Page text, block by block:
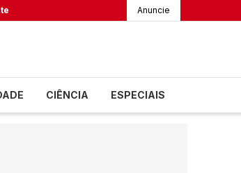
Anuncie
CIÊNCIA ESPECIAIS